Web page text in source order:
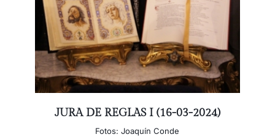
JURA DE REGLAS I (16-03-2024)
Fotos: Joaquín Conde